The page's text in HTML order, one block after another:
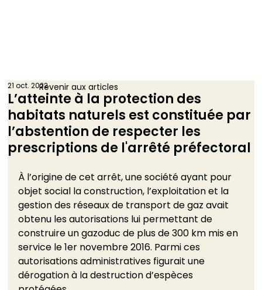
L’atteinte à la protection des
habitats naturels est constituée par
l’abstention de respecter les
prescriptions de l'arrêté préfectoral
21 oct. 2022
À l’origine de cet arrêt, une société ayant pour
objet social la construction, l’exploitation et la
gestion des réseaux de transport de gaz avait
obtenu les autorisations lui permettant de
construire un gazoduc de plus de 300 km mis en
service le 1er novembre 2016. Parmi ces
autorisations administratives figurait une
dérogation à la destruction d’espèces
Revenir aux articles